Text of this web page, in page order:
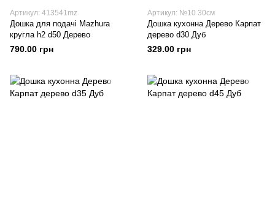
Артикул: 413541mz
Дошка для подачі Mazhura
кругла h2 d50 Дерево
790.00 грн
Артикул: №10 30см
Дошка кухонна Дерево Карпат
дерево d30 Дуб
329.00 грн